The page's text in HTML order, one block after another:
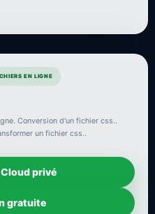
EN LIGNE
Conversion d'un fichier css..
un fichier css..
privé
gratuite